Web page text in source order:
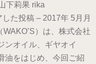
下莉果 rika
た投稿 – 2017年 5月月
）は、株式会社
ンオイル、ギヤオイ
油をはじめ、今回ご紹